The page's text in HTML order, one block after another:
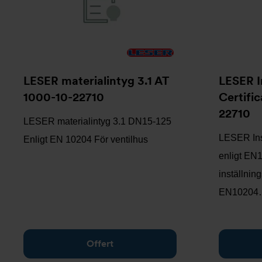
LESER materialintyg 3.1 AT
1000-10-22710
LESER materialintyg 3.1 DN15-125
Enligt EN 10204 För ventilhus
Offert
LESER
22710
LESER
enligt